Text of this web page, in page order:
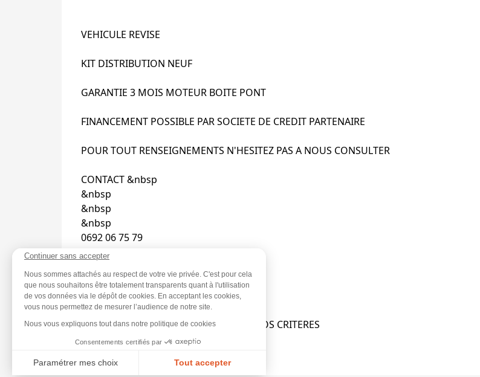
VEHICULE REVISE
KIT DISTRIBUTION NEUF
GARANTIE 3 MOIS MOTEUR BOITE PONT
FINANCEMENT POSSIBLE PAR SOCIETE DE CREDIT PARTENAIRE
POUR TOUT RENSEIGNEMENTS N'HESITEZ PAS A NOUS CONSULTER
CONTACT &nbsp
&nbsp
&nbsp
&nbsp
0692 06 75 79
POSSIBILITE DE RECHERCHE &nbsp
PERSONNALISEE DE VEHICULE SELON VOS CRITERES
Continuer sans accepter
Nous sommes attachés au respect de votre vie privée. C'est pour cela
que nous souhaitons être totalement transparents quant à l'utilisation
de vos données via le dépôt de cookies. En acceptant les cookies,
vous nous permettez de mesurer l’audience de notre site.
Nous vous expliquons tout dans notre politique de cookies
Consentements certifiés par
Paramétrer mes choix Tout accepter